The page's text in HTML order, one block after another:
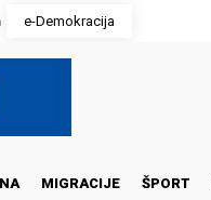
e-Demokracija
MIGRACIJE ŠPORT